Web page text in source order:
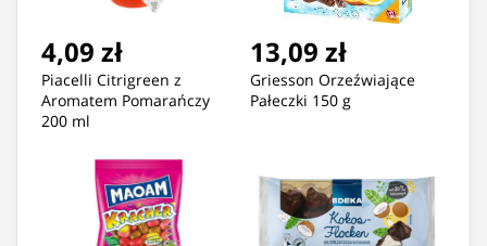
4,09 zł
Piacelli Citrigreen z
Aromatem Pomarańczy
200 ml
13,09 zł
Griesson Orzeźwiające
Pałeczki 150 g